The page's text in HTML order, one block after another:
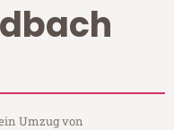
Umzug von